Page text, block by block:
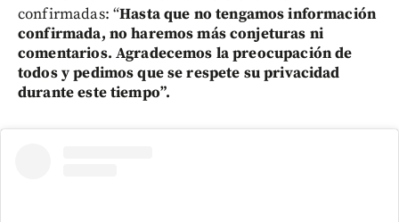
confirmadas: “Hasta que no tengamos información
confirmada, no haremos más conjeturas ni
comentarios. Agradecemos la preocupación de
todos y pedimos que se respete su privacidad
durante este tiempo”.